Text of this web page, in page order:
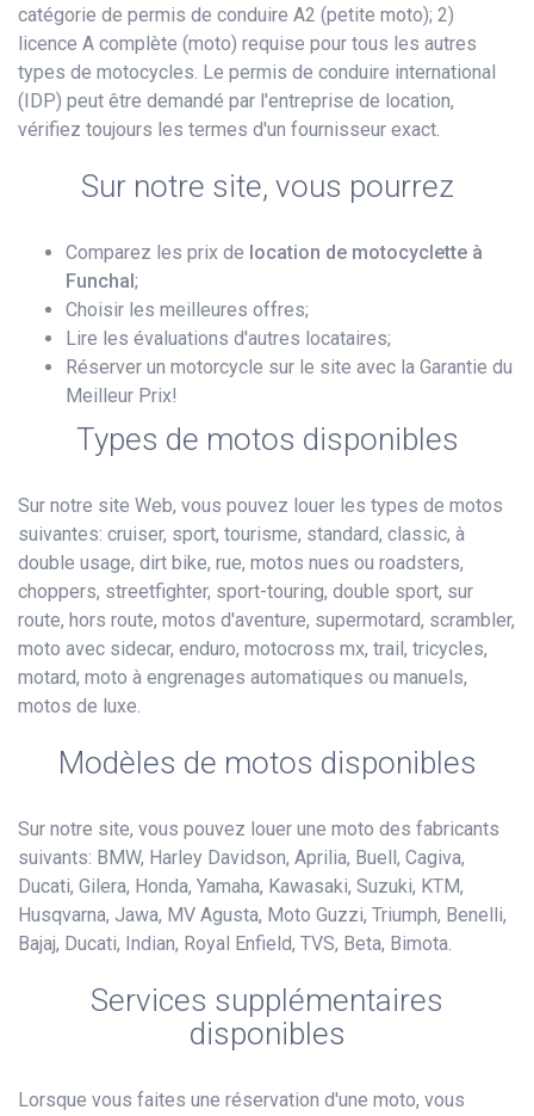
catégorie de permis de conduire A2 (petite moto); 2)
licence A complète (moto) requise pour tous les autres
types de motocycles. Le permis de conduire international
(IDP) peut être demandé par l'entreprise de location,
vérifiez toujours les termes d'un fournisseur exact.
Sur notre site, vous pourrez
Comparez les prix de location de motocyclette à
Funchal;
Choisir les meilleures offres;
Lire les évaluations d'autres locataires;
Réserver un motorcycle sur le site avec la Garantie du
Meilleur Prix!
Types de motos disponibles
Sur notre site Web, vous pouvez louer les types de motos
suivantes: cruiser, sport, tourisme, standard, classic, à
double usage, dirt bike, rue, motos nues ou roadsters,
choppers, streetfighter, sport-touring, double sport, sur
route, hors route, motos d'aventure, supermotard, scrambler,
moto avec sidecar, enduro, motocross mx, trail, tricycles,
motard, moto à engrenages automatiques ou manuels,
motos de luxe.
Modèles de motos disponibles
Sur notre site, vous pouvez louer une moto des fabricants
suivants: BMW, Harley Davidson, Aprilia, Buell, Cagiva,
Ducati, Gilera, Honda, Yamaha, Kawasaki, Suzuki, KTM,
Husqvarna, Jawa, MV Agusta, Moto Guzzi, Triumph, Benelli,
Bajaj, Ducati, Indian, Royal Enfield, TVS, Beta, Bimota.
Services supplémentaires
disponibles
Lorsque vous faites une réservation d'une moto, vous